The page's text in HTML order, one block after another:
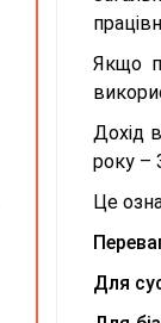
Якщо
Дохід
року –
Це
Для